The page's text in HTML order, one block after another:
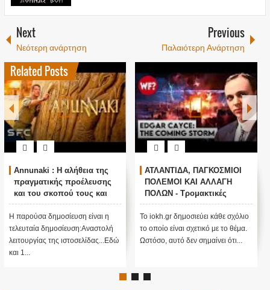
Next
Νεότερη ανάρτηση
Previous
Παλαιότερη Ανάρτηση
Related Posts
Annunaki : Η αλήθεια της
πραγματικής προέλευσης
και του σκοπού τους και
αναστολή λειτουργίας μας
....
Η παρούσα δημοσίευση είναι η
τελευταία δημοσίευση:Αναστολή
λειτουργίας της ιστοσελίδας...Εδώ
και 1...
ΑΤΛΑΝΤΙΔΑ, ΠΑΓΚΟΣΜΙΟΙ
ΠΟΛΕΜΟΙ ΚΑΙ ΑΛΛΑΓΗ
ΠΟΛΩΝ - Τρομακτικές
προβλέψεις του Edgar
Cayce (Video)
Το iokh.gr δημοσιεύει κάθε σχόλιο
το οποίο είναι σχετικό με το θέμα.
Ωστόσο, αυτό δεν σημαίνει ότι...